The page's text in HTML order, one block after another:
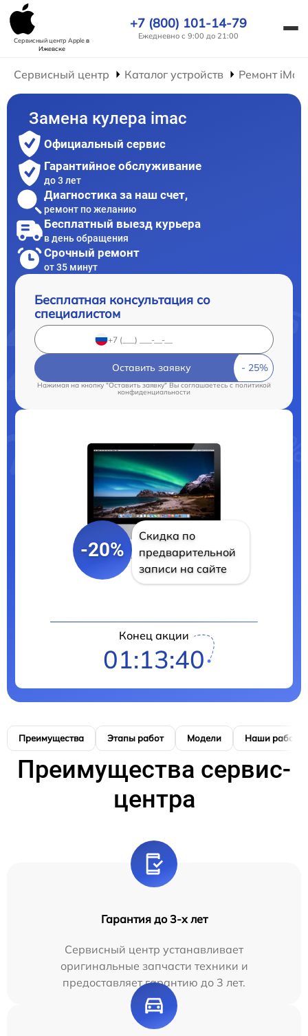
Сервисный центр Appleв
Ижевске
+7 (800) 101-14-79
Ежедневно с 9:00 до 21:00
Сервисный центр Каталог устройств Ремонт iMac
Замена кулера imac
Официальный сервис
Гарантийное обслуживание
до 3 лет
Диагностика за наш счет,
ремонт по желанию
Бесплатный выезд курьера
в день обращения
Срочный ремонт
от 35 минут
Бесплатная консультация со
специалистом
Оставить заявку
Нажимая на кнопку "Оставить заявку" Вы соглашаетесь cполитикой
конфиденциальности
-20%
Скидка по
предварительной
записи на сайте
Конец акции
01:13:39
Преимущества Этапы работ Модели Наши работы
Преимущества сервис-
центра
Гарантия до 3-х лет
Сервисный центр устанавливает
оригинальные запчасти техники и
предоставляет гарантию до 3 лет.